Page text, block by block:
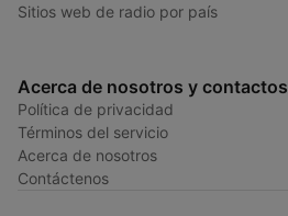
Sitios web de radio por país
Acerca de nosotros y contactos
Política de privacidad
Términos del servicio
Acerca de nosotros
Contáctenos